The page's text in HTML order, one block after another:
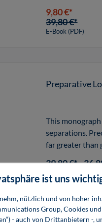
9,80 €*
39,80 €*
E-Book (PDF)
Preparative
This
separations.
far greater than
39,80 €*
E-
ist uns
nützlich und von hoher
Group, Cookies
- auch von Drittanbietern -,